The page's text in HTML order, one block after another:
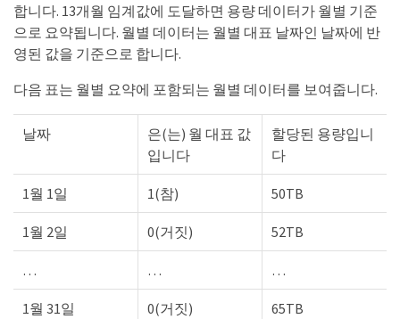
합니다. 13개월 임계값에 도달하면 용량 데이터가 월별 기준
으로 요약됩니다. 월별 데이터는 월별 대표 날짜인 날짜에 반
영된 값을 기준으로 합니다.
다음 표는 월별 요약에 포함되는 월별 데이터를 보여줍니다.
날짜
은(는) 월 대표 값
입니다
할당된 용량입니
다
1월 1일 1(참) 50TB
1월 2일 0(거짓) 52TB
…​ …​ …​
1월 31일 0(거짓) 65TB